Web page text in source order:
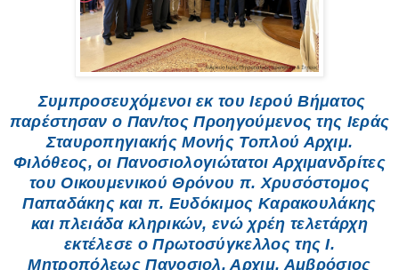
Συμπροσευχόμενοι εκ του Ιερού Βήματος
παρέστησαν ο Παν/τος Προηγούμενος της Ιεράς
Σταυροπηγιακής Μονής Τοπλού Αρχιμ.
Φιλόθεος, οι Πανοσιολογιώτατοι Αρχιμανδρίτες
του Οικουμενικού Θρόνου π. Χρυσόστομος
Παπαδάκης και π. Ευδόκιμος Καρακουλάκης
και πλειάδα κληρικών, ενώ χρέη τελετάρχη
εκτέλεσε ο Πρωτοσύγκελλος της Ι.
Μητροπόλεως Πανοσιολ. Αρχιμ. Αμβρόσιος